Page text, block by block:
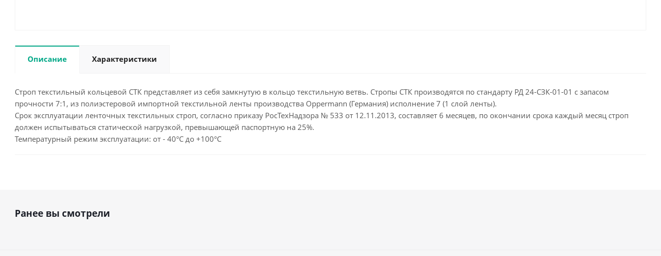
Описание Характеристики
Строп текстильный кольцевой СТК представляет из себя замкнутую в кольцо текстильную ветвь. Стропы СТК производятся по стандарту РД 24-СЗК-01-01 с запасом
прочности 7:1, из полиэстеровой импортной текстильной ленты производства Oppermann (Германия) исполнение 7 (1 слой ленты).
Срок эксплуатации ленточных текстильных строп, согласно приказу РосТехНадзора № 533 от 12.11.2013, составляет 6 месяцев, по окончании срока каждый месяц строп
должен испытываться статической нагрузкой, превышающей паспортную на 25%.
Температурный режим эксплуатации: от - 40°С до +100°С
Ранее вы смотрели